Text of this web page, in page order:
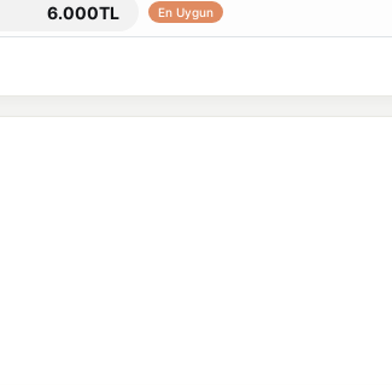
6.000TL En Uygun